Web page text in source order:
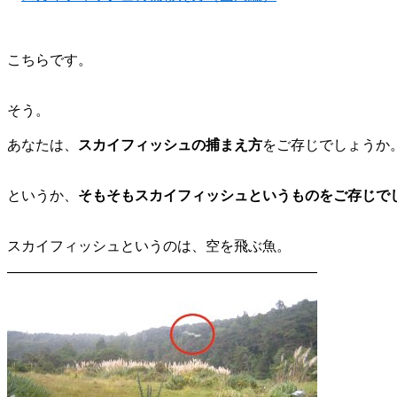
こちらです。
そう。
あなたは、 スカイフィッシュの捕まえ方をご存じでしょうか。
というか、 そもそもスカイフィッシュというものをご存じで
スカイフィッシュというのは、空を飛ぶ魚。